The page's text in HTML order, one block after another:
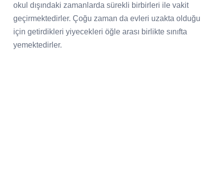
okul dışındaki zamanlarda sürekli birbirleri ile vakit
geçirmektedirler. Çoğu zaman da evleri uzakta olduğu
için getirdikleri yiyecekleri öğle arası birlikte sınıfta
yemektedirler.